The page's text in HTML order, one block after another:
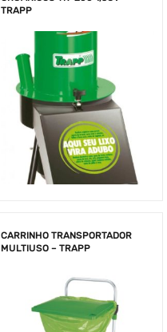
TRAPP
CARRINHO TRANSPORTADOR
MULTIUSO – TRAPP